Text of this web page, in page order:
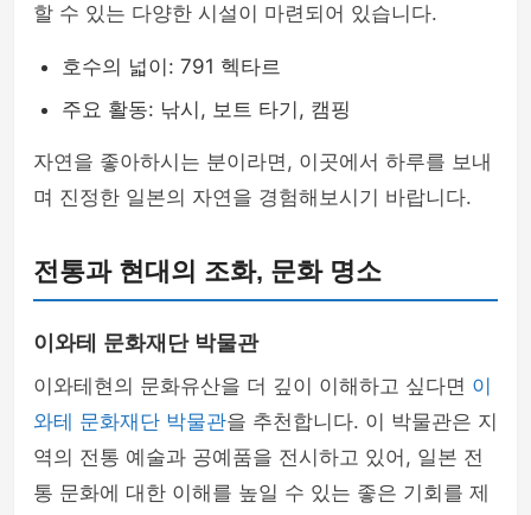
할 수 있는 다양한 시설이 마련되어 있습니다.
호수의 넓이: 791 헥타르
주요 활동: 낚시, 보트 타기, 캠핑
자연을 좋아하시는 분이라면, 이곳에서 하루를 보내
며 진정한 일본의 자연을 경험해보시기 바랍니다.
전통과 현대의 조화, 문화 명소
이와테 문화재단 박물관
이와테현의 문화유산을 더 깊이 이해하고 싶다면 이
와테 문화재단 박물관을 추천합니다. 이 박물관은 지
역의 전통 예술과 공예품을 전시하고 있어, 일본 전
통 문화에 대한 이해를 높일 수 있는 좋은 기회를 제